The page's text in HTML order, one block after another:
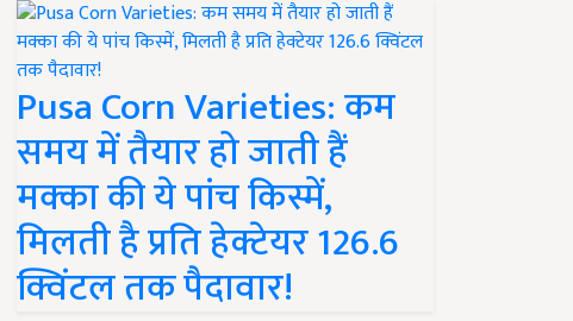
Pusa Corn Varieties: कम
समय में तैयार हो जाती हैं
मक्का की ये पांच किस्में,
मिलती है प्रति हेक्टेयर 126.6
क्विंटल तक पैदावार!